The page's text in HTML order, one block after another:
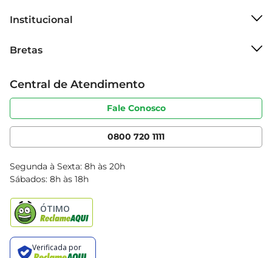
Institucional
Grupo Cencosud
Sobre privacidade
Portal do fornecedor
Cencosud Media
Bretas
Produtos Bretas
Código de ética
Serviços
Clube Bretas
Blog Bretas
Black Friday
Central de Atendimento
Fale Conosco
0800 720 1111
Segunda à Sexta: 8h às 20h
Sábados: 8h às 18h